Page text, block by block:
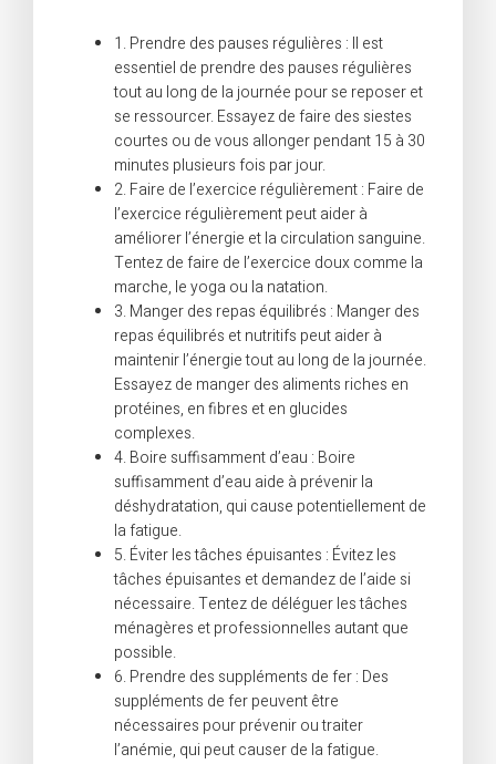
1. Prendre des pauses régulières : Il est
essentiel de prendre des pauses régulières
tout au long de la journée pour se reposer et
se ressourcer. Essayez de faire des siestes
courtes ou de vous allonger pendant 15 à 30
minutes plusieurs fois par jour.
2. Faire de l’exercice régulièrement : Faire de
l’exercice régulièrement peut aider à
améliorer l’énergie et la circulation sanguine.
Tentez de faire de l’exercice doux comme la
marche, le yoga ou la natation.
3. Manger des repas équilibrés : Manger des
repas équilibrés et nutritifs peut aider à
maintenir l’énergie tout au long de la journée.
Essayez de manger des aliments riches en
protéines, en fibres et en glucides
complexes.
4. Boire suffisamment d’eau : Boire
suffisamment d’eau aide à prévenir la
déshydratation, qui cause potentiellement de
la fatigue.
5. Éviter les tâches épuisantes : Évitez les
tâches épuisantes et demandez de l’aide si
nécessaire. Tentez de déléguer les tâches
ménagères et professionnelles autant que
possible.
6. Prendre des suppléments de fer : Des
suppléments de fer peuvent être
nécessaires pour prévenir ou traiter
l’anémie, qui peut causer de la fatigue.